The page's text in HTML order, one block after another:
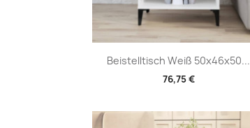
Beistelltisch Weiß 50x46x50...
76,75 €
Vorschau